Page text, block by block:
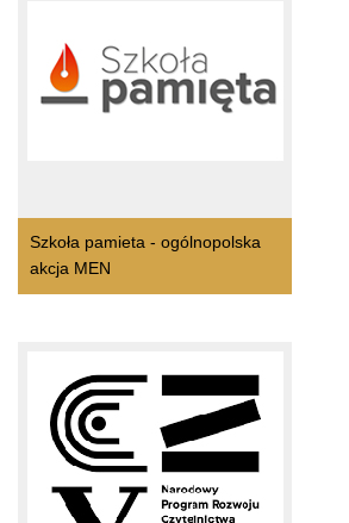
Szkoła pamieta - ogólnopolska
akcja MEN